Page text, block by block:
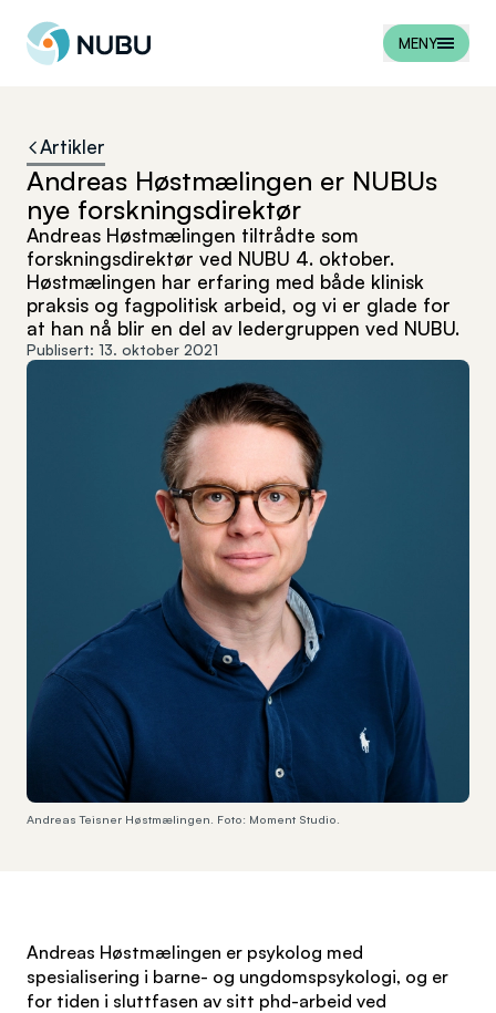
Til forsiden
MENY
Artikler
Andreas Høstmælingen er NUBUs
nye forskningsdirektør
Andreas Høstmælingen tiltrådte som
forskningsdirektør ved NUBU 4. oktober.
Høstmælingen har erfaring med både klinisk
praksis og fagpolitisk arbeid, og vi er glade for
at han nå blir en del av ledergruppen ved NUBU.
Publisert: 13. oktober 2021
Andreas Teisner Høstmælingen. Foto: Moment Studio.
Andreas Høstmælingen er psykolog med
spesialisering i barne- og ungdomspsykologi, og er
for tiden i sluttfasen av sitt phd-arbeid ved